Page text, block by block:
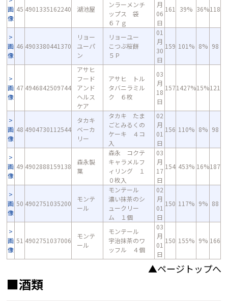
画
像
45 4901335162240 湖池屋
ンラーメンチ
ップス 袋
６７ｇ
月
06
日
161 39% 36%118
画
像
46 4903380441370
リョー
ユーパ
ン
リョーユー
こつぶ桜餅
５Ｐ
01
月
30
日
159 101% 8% 98
画
像
47 4946842509744
アサヒ
フード
アンド
ヘルス
ケア
アサヒ トル
タバニラミル
ク ６枚
03
月
18
日
1571427%15%121
画
像
48 4904730112544
タカキ
ベーカ
リー
タカキ たま
ごとみるくの
ケーキ ４コ
入
02
月
01
日
156 110% 8% 98
画
像
49 4902888159138
森永製
菓
森永 コクテ
キャラメルフ
ィリング １
０枚入
03
月
17
日
154 453% 16%187
画
像
50 4902751035200
モンテ
ール
モンテール
濃い抹茶のシ
ュークリー
ム １個
02
月
01
日
150 117% 9% 88
画
像
51 4902751037006
モンテ
ール
モンテール
宇治抹茶のワ
ッフル ４個
03
月
01
日
150 155% 9% 166
▲ページトップへ
■酒類